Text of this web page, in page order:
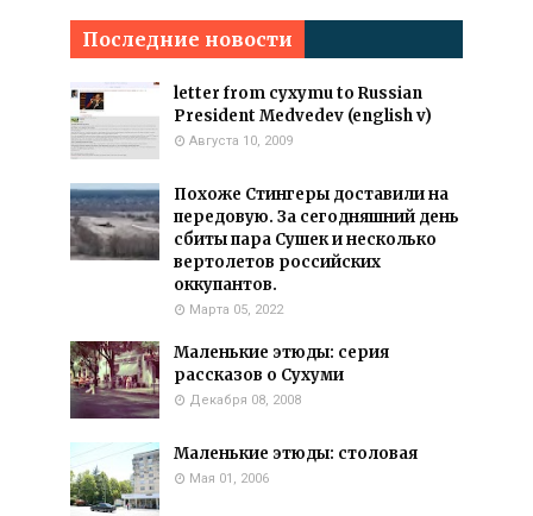
Последние новости
letter from cyxymu to Russian
President Medvedev (english v)
Августа 10, 2009
Похоже Стингеры доставили на
передовую. За сегодняшний день
сбиты пара Сушек и несколько
вертолетов российских
оккупантов.
Марта 05, 2022
Маленькие этюды: серия
рассказов о Сухуми
Декабря 08, 2008
Маленькие этюды: столовая
Мая 01, 2006